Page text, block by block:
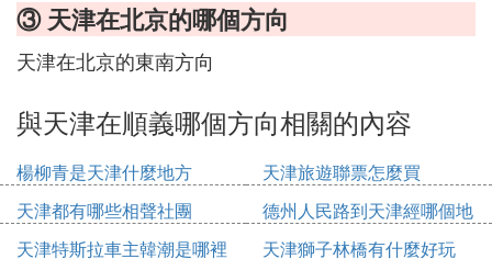
③ 天津在北京的哪個方向
天津在北京的東南方向
與天津在順義哪個方向相關的內容
楊柳青是天津什麼地方
天津旅遊聯票怎麼買
天津都有哪些相聲社團
德州人民路到天津經哪個地
方
天津特斯拉車主韓潮是哪裡 天津獅子林橋有什麼好玩